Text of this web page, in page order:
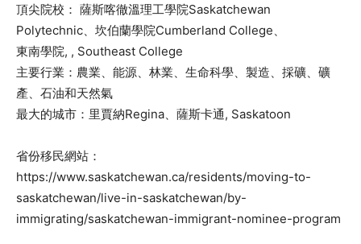
頂尖院校： 薩斯喀徹溫理工學院Saskatchewan
Polytechnic、坎伯蘭學院Cumberland College、
東南學院, , Southeast College
主要行業：農業、能源、林業、生命科學、製造、採礦、礦
產、石油和天然氣
最大的城市：里賈納Regina、薩斯卡通, Saskatoon
省份移民網站：
https://www.saskatchewan.ca/residents/moving-to-
saskatchewan/live-in-saskatchewan/by-
immigrating/saskatchewan-immigrant-nominee-program